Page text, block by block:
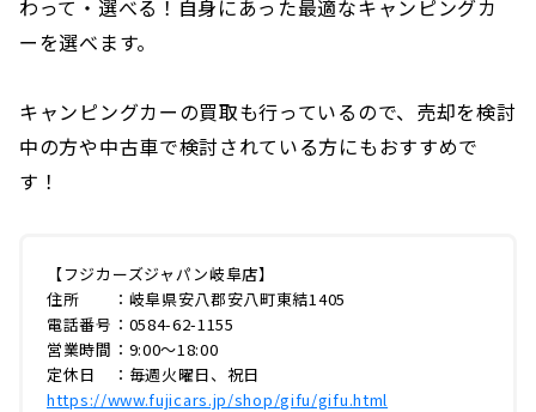
わって・選べる！自身にあった最適なキャンピングカ
ーを選べます。
キャンピングカーの買取も行っているので、売却を検討
中の方や中古車で検討されている方にもおすすめで
す！
【フジカーズジャパン岐阜店】
住所 ：岐阜県安八郡安八町東結1405
電話番号：0584-62-1155
営業時間：9:00〜18:00
定休日 ：毎週火曜日、祝日
https://www.fujicars.jp/shop/gifu/gifu.html